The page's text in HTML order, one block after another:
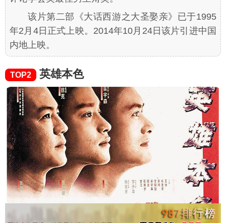
该片第二部《大话西游之大圣娶亲》已于1995
年2月4日正式上映。2014年10月24日该片引进中国
内地上映。
TOP2 英雄本色